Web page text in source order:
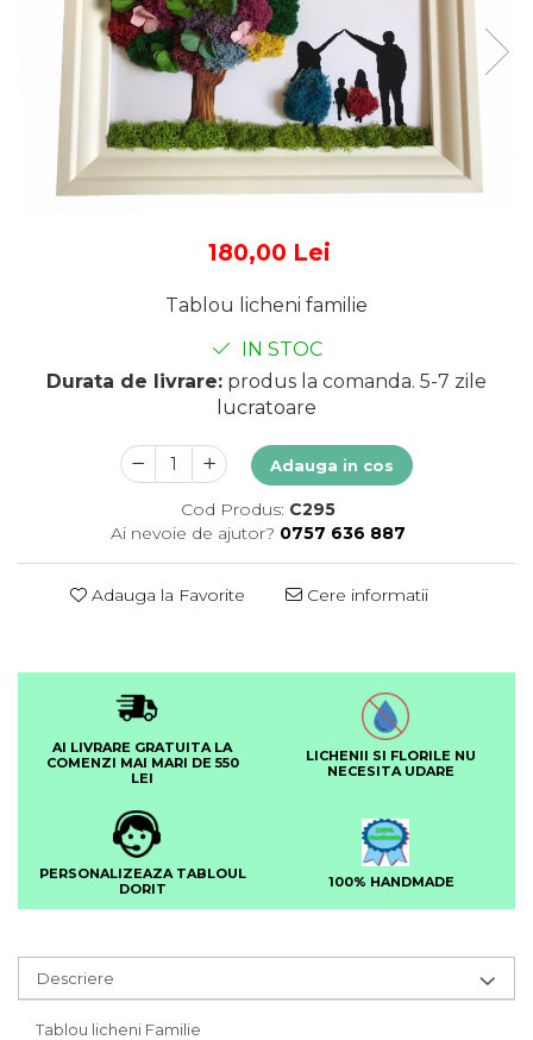
Tablou cu licheni Prietena
Tablou licheni pentru Barbati
Tablouri 40/30
Tablouri cu licheni pe canvas
Tablouri cu licheni pentru Nasi
si Fini
180,00 Lei
Tablou licheni familie
IN STOC
Durata de livrare: produs la comanda. 5-7 zile
lucratoare
Adauga in cos
Cod Produs: C295
Ai nevoie de ajutor? 0757 636 887
Adauga la Favorite Cere informatii
AI LIVRARE GRATUITA LA
COMENZI MAI MARI DE 550
LEI
LICHENII SI FLORILE NU
NECESITA UDARE
PERSONALIZEAZA TABLOUL
DORIT
100% HANDMADE
Descriere
Tablou licheni Familie